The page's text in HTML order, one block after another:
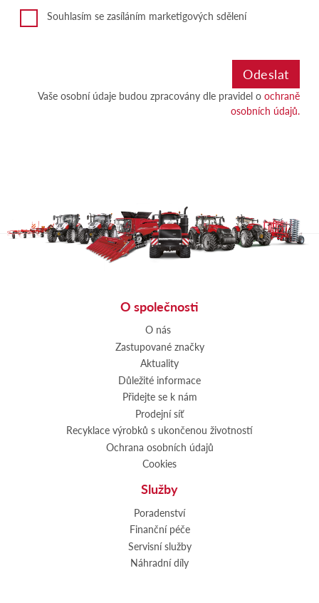
Souhlasím se zasíláním marketigových sdělení
Vaše osobní údaje budou zpracovány dle pravidel o ochraně
osobních údajů.
O společnosti
O nás
Zastupované značky
Aktuality
Důležité informace
Přidejte se k nám
Prodejní síť
Recyklace výrobků s ukončenou životností
Ochrana osobních údajů
Cookies
Služby
Poradenství
Finanční péče
Servisní služby
Náhradní díly